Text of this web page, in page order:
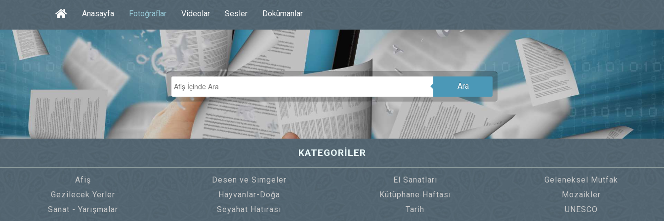
Anasayfa Fotoğraflar Videolar Sesler Dokümanlar
Ara
KATEGORİLER
Afiş Desen ve Simgeler El Sanatları
Geleneksel Mutfak
Gezilecek Yerler
Hayvanlar-Doğa Kütüphane Haftası
Mozaikler
Sanat - Yarışmalar
Seyahat Hatırası Tarih UNESCO